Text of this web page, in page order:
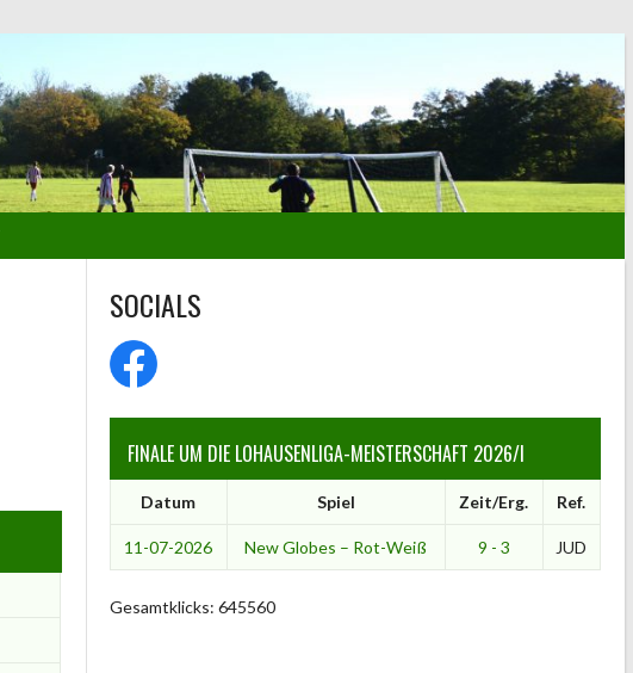
SOCIALS
FINALE UM DIE LOHAUSENLIGA-MEISTERSCHAFT 2026/I
Datum Spiel Zeit/Erg. Ref.
11-07-2026 New Globes – Rot-Weiß 9 - 3 JUD
Gesamtklicks: 645560